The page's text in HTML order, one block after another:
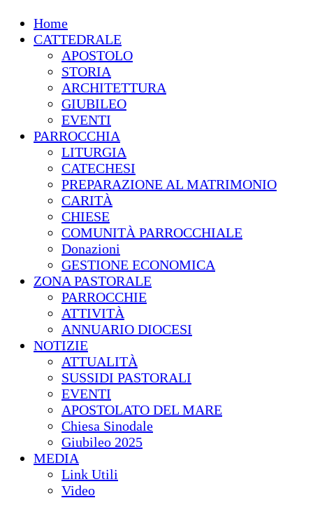
Home
CATTEDRALE
APOSTOLO
STORIA
ARCHITETTURA
GIUBILEO
EVENTI
PARROCCHIA
LITURGIA
CATECHESI
PREPARAZIONE AL MATRIMONIO
CARITÀ
CHIESE
COMUNITÀ PARROCCHIALE
Donazioni
GESTIONE ECONOMICA
ZONA PASTORALE
PARROCCHIE
ATTIVITÀ
ANNUARIO DIOCESI
NOTIZIE
ATTUALITÀ
SUSSIDI PASTORALI
EVENTI
APOSTOLATO DEL MARE
Chiesa Sinodale
Giubileo 2025
MEDIA
Link Utili
Video